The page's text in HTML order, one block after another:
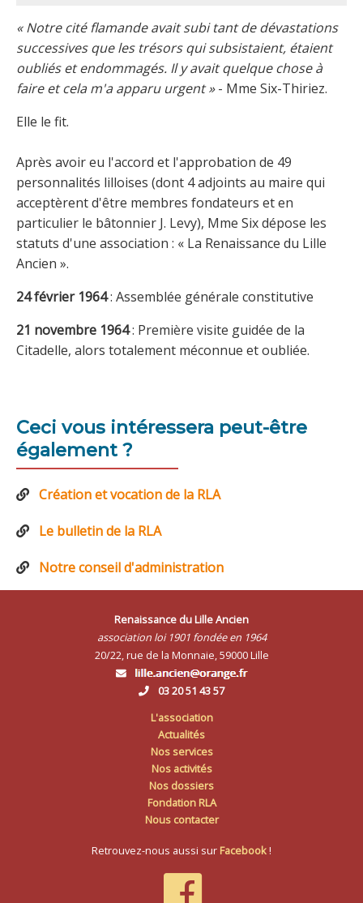
« Notre cité flamande avait subi tant de dévastations
successives que les trésors qui subsistaient, étaient
oubliés et endommagés. Il y avait quelque chose à
faire et cela m'a apparu urgent »- Mme Six-Thiriez.
Elle le fit.
Après avoir eu l'accord et l'approbation de 49
personnalités lilloises (dont 4 adjoints au maire qui
acceptèrent d'être membres fondateurs et en
particulier le bâtonnier J. Levy), Mme Six dépose les
statuts d'une association : « La Renaissance du Lille
Ancien ».
24 février 1964: Assemblée générale constitutive
21 novembre 1964: Première visite guidée de la
Citadelle, alors totalement méconnue et oubliée.
Ceci vous intéressera peut-être
également ?
Création et vocation de la RLA
Le bulletin de la RLA
Notre conseil d'administration
Renaissance du Lille Ancien
association loi 1901 fondée en 1964
20/22, rue de la Monnaie, 59000 Lille
03 20 51 43 57
L'association
Actualités
Nos services
Nos activités
Nos dossiers
Fondation RLA
Nous contacter
Retrouvez-nous aussi sur Facebook!